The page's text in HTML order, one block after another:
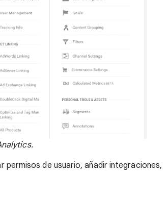
de usuario, añadir integraciones,